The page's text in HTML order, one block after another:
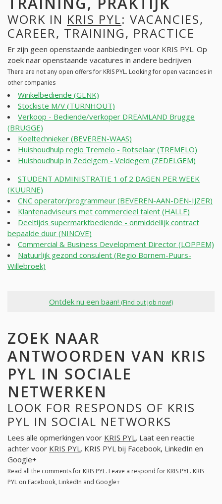
WORK IN KRIS PYL: VACANCIES,
CAREER, TRAINING, PRACTICE
Er zijn geen openstaande aanbiedingen voor KRIS PYL. Op
zoek naar openstaande vacatures in andere bedrijven
There are not any open offers for KRIS PYL. Looking for open vacancies in
other companies
Winkelbediende (GENK)
Stockiste M/V (TURNHOUT)
Verkoop - Bediende/verkoper DREAMLAND Brugge
(BRUGGE)
Koeltechnieker (BEVEREN-WAAS)
Huishoudhulp regio Tremelo - Rotselaar (TREMELO)
Huishoudhulp in Zedelgem - Veldegem (ZEDELGEM)
STUDENT ADMINISTRATIE 1 of 2 DAGEN PER WEEK
(KUURNE)
CNC operator/programmeur (BEVEREN-AAN-DEN-IJZER)
Klantenadviseurs met commercieel talent (HALLE)
Deeltijds supermarktbediende - onmiddellijk contract
bepaalde duur (NINOVE)
Commercial & Business Development Director (LOPPEM)
Natuurlijk gezond consulent (Regio Bornem-Puurs-
Willebroek)
Ontdek nu een baan! (Find out job now!)
ZOEK NAAR
ANTWOORDEN VAN KRIS
PYL IN SOCIALE
NETWERKEN
LOOK FOR RESPONDS OF KRIS
PYL IN SOCIAL NETWORKS
Lees alle opmerkingen voor KRIS PYL. Laat een reactie
achter voor KRIS PYL. KRIS PYL bij Facebook, LinkedIn en
Google+
Read all the comments for KRIS PYL. Leave a respond for KRIS PYL. KRIS
PYL on Facebook, LinkedIn and Google+